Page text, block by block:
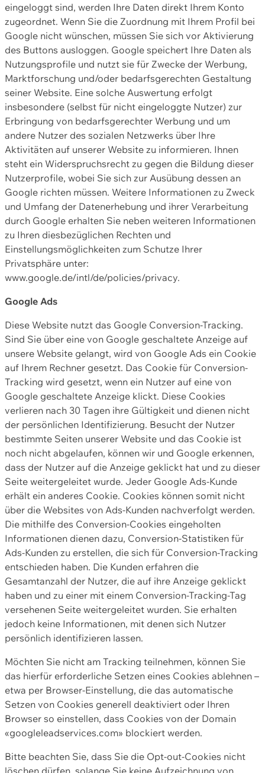
eingeloggt sind, werden Ihre Daten direkt Ihrem Konto
zugeordnet. Wenn Sie die Zuordnung mit Ihrem Profil bei
Google nicht wünschen, müssen Sie sich vor Aktivierung
des Buttons ausloggen. Google speichert Ihre Daten als
Nutzungsprofile und nutzt sie für Zwecke der Werbung,
Marktforschung und/oder bedarfsgerechten Gestaltung
seiner Website. Eine solche Auswertung erfolgt
insbesondere (selbst für nicht eingeloggte Nutzer) zur
Erbringung von bedarfsgerechter Werbung und um
andere Nutzer des sozialen Netzwerks über Ihre
Aktivitäten auf unserer Website zu informieren. Ihnen
steht ein Widerspruchsrecht zu gegen die Bildung dieser
Nutzerprofile, wobei Sie sich zur Ausübung dessen an
Google richten müssen. Weitere Informationen zu Zweck
und Umfang der Datenerhebung und ihrer Verarbeitung
durch Google erhalten Sie neben weiteren Informationen
zu Ihren diesbezüglichen Rechten und
Einstellungsmöglichkeiten zum Schutze Ihrer
Privatsphäre unter:
www.google.de/intl/de/policies/privacy.
Google Ads
Diese Website nutzt das Google Conversion-Tracking.
Sind Sie über eine von Google geschaltete Anzeige auf
unsere Website gelangt, wird von Google Ads ein Cookie
auf Ihrem Rechner gesetzt. Das Cookie für Conversion-
Tracking wird gesetzt, wenn ein Nutzer auf eine von
Google geschaltete Anzeige klickt. Diese Cookies
verlieren nach 30 Tagen ihre Gültigkeit und dienen nicht
der persönlichen Identifizierung. Besucht der Nutzer
bestimmte Seiten unserer Website und das Cookie ist
noch nicht abgelaufen, können wir und Google erkennen,
dass der Nutzer auf die Anzeige geklickt hat und zu dieser
Seite weitergeleitet wurde. Jeder Google Ads-Kunde
erhält ein anderes Cookie. Cookies können somit nicht
über die Websites von Ads-Kunden nachverfolgt werden.
Die mithilfe des Conversion-Cookies eingeholten
Informationen dienen dazu, Conversion-Statistiken für
Ads-Kunden zu erstellen, die sich für Conversion-Tracking
entschieden haben. Die Kunden erfahren die
Gesamtanzahl der Nutzer, die auf ihre Anzeige geklickt
haben und zu einer mit einem Conversion-Tracking-Tag
versehenen Seite weitergeleitet wurden. Sie erhalten
jedoch keine Informationen, mit denen sich Nutzer
persönlich identifizieren lassen.
Möchten Sie nicht am Tracking teilnehmen, können Sie
das hierfür erforderliche Setzen eines Cookies ablehnen –
etwa per Browser-Einstellung, die das automatische
Setzen von Cookies generell deaktiviert oder Ihren
Browser so einstellen, dass Cookies von der Domain
«googleleadservices.com» blockiert werden.
Bitte beachten Sie, dass Sie die Opt-out-Cookies nicht